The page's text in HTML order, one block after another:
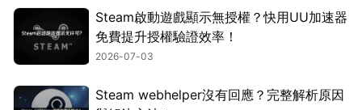
Steam啟動遊戲顯示無授權？快用UU加速器
免費提升授權驗證效率！
2026-07-03
Steam webhelper沒有回應？完整解析原因